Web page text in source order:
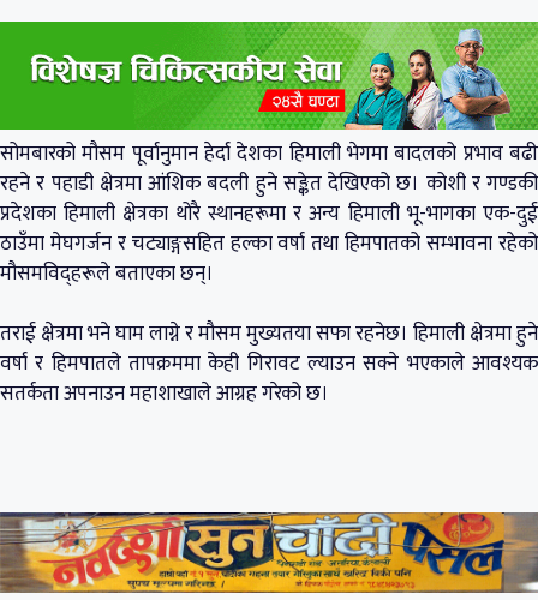
सोमबारको मौसम पूर्वानुमान हेर्दा देशका हिमाली भेगमा बादलको प्रभाव बढी
रहने र पहाडी क्षेत्रमा आंशिक बदली हुने सङ्केत देखिएको छ। कोशी र गण्डकी
प्रदेशका हिमाली क्षेत्रका थोरै स्थानहरूमा र अन्य हिमाली भू-भागका एक-दुई
ठाउँमा मेघगर्जन र चट्याङ्गसहित हल्का वर्षा तथा हिमपातको सम्भावना रहेको
मौसमविद्हरूले बताएका छन्।
तराई क्षेत्रमा भने घाम लाग्ने र मौसम मुख्यतया सफा रहनेछ। हिमाली क्षेत्रमा हुने
वर्षा र हिमपातले तापक्रममा केही गिरावट ल्याउन सक्ने भएकाले आवश्यक
सतर्कता अपनाउन महाशाखाले आग्रह गरेको छ।